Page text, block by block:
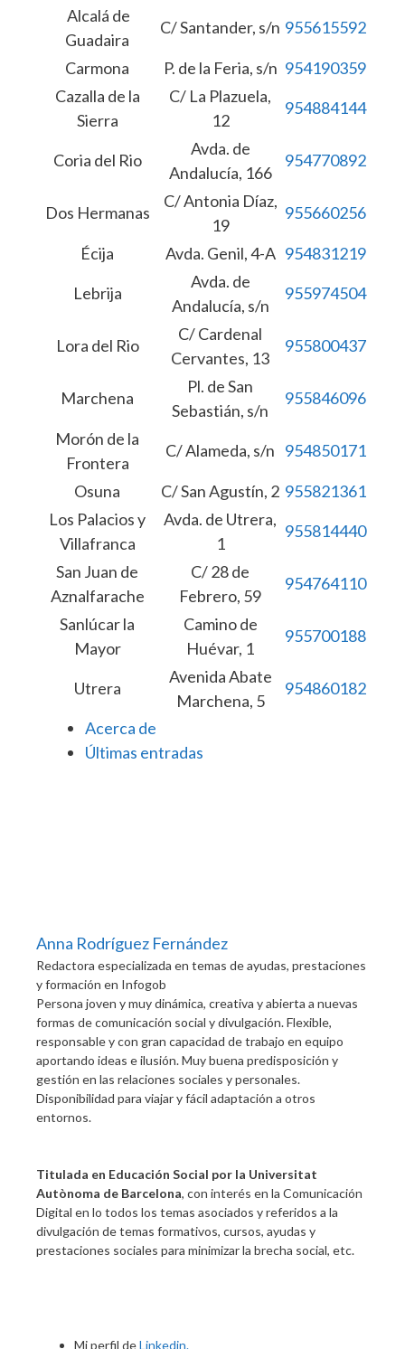
Alcalá de
Guadaira
C/ Santander, s/n 955615592
Carmona P. de la Feria, s/n 954190359
Cazalla de la
Sierra
C/ La Plazuela,
12
954884144
Coria del Rio
Avda. de
Andalucía, 166
954770892
Dos Hermanas
C/ Antonia Díaz,
19
955660256
Écija Avda. Genil, 4-A 954831219
Lebrija
Avda. de
Andalucía, s/n
955974504
Lora del Rio
C/ Cardenal
Cervantes, 13
955800437
Marchena
Pl. de San
Sebastián, s/n
955846096
Morón de la
Frontera
C/ Alameda, s/n 954850171
Osuna C/ San Agustín, 2 955821361
Los Palacios y
Villafranca
Avda. de Utrera,
1
955814440
San Juan de
Aznalfarache
C/ 28 de
Febrero, 59
954764110
Sanlúcar la
Mayor
Camino de
Huévar, 1
955700188
Utrera
Avenida Abate
Marchena, 5
954860182
Acerca de
Últimas entradas
Anna Rodríguez Fernández
Redactora especializada en temas de ayudas, prestaciones
y formación en Infogob
Persona joven y muy dinámica, creativa y abierta a nuevas
formas de comunicación social y divulgación. Flexible,
responsable y con gran capacidad de trabajo en equipo
aportando ideas e ilusión. Muy buena predisposición y
gestión en las relaciones sociales y personales.
Disponibilidad para viajar y fácil adaptación a otros
entornos.
Titulada en Educación Social por la Universitat
Autònoma de Barcelona, con interés en la Comunicación
Digital en lo todos los temas asociados y referidos a la
divulgación de temas formativos, cursos, ayudas y
prestaciones sociales para minimizar la brecha social, etc.
Mi perfil deLinkedin.